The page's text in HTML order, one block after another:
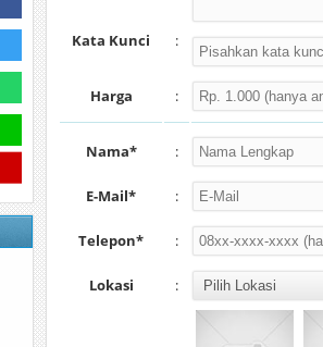
Kata Kunci :
Harga :
Nama* :
E-Mail* :
Telepon* :
Lokasi :